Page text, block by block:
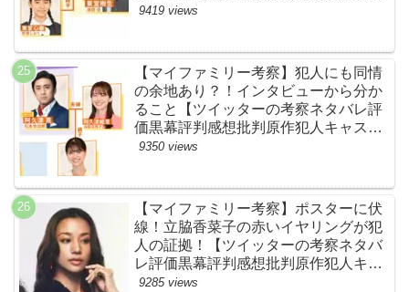
キャスト脚本あらすじ伏線まとめ】
9419 views
【マイファミリー考察】犯人にも同情
の余地あり？！インタビューから分か
ること【ツイッターの考察ネタバレ評
価黒幕評判感想批判原作犯人キャスト
脚本あらすじ伏線まとめ】
9350 views
【マイファミリー考察】ポスターに伏
線！立脇香菜子の赤いイヤリングが犯
人の証拠！【ツイッターの考察ネタバ
レ評価黒幕評判感想批判原作犯人キャ
スト脚本あらすじ伏線まとめ・高橋メ
9285 views